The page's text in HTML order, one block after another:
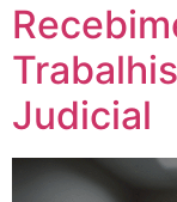
Judicial